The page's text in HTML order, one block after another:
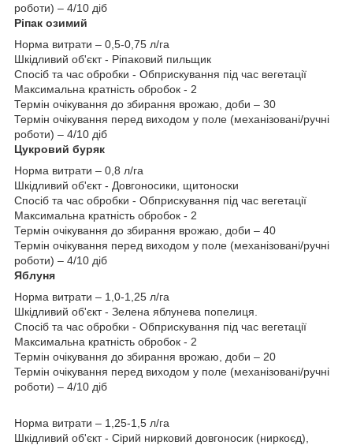
роботи) – 4/10 діб
Ріпак озимий
Норма витрати – 0,5-0,75 л/га
Шкідливий об'єкт - Ріпаковий пильщик
Спосіб та час обробки - Обприскування під час вегетації
Максимальна кратність обробок - 2
Термін очікування до збирання врожаю, доби – 30
Термін очікування перед виходом у поле (механізовані/ручні
роботи) – 4/10 діб
Цукровий буряк
Норма витрати – 0,8 л/га
Шкідливий об'єкт - Довгоносики, щитоноски
Спосіб та час обробки - Обприскування під час вегетації
Максимальна кратність обробок - 2
Термін очікування до збирання врожаю, доби – 40
Термін очікування перед виходом у поле (механізовані/ручні
роботи) – 4/10 діб
Яблуня
Норма витрати – 1,0-1,25 л/га
Шкідливий об'єкт - Зелена яблунева попелиця.
Спосіб та час обробки - Обприскування під час вегетації
Максимальна кратність обробок - 2
Термін очікування до збирання врожаю, доби – 20
Термін очікування перед виходом у поле (механізовані/ручні
роботи) – 4/10 діб
Норма витрати – 1,25-1,5 л/га
Шкідливий об'єкт - Сірий нирковий довгоносик (ниркоєд),